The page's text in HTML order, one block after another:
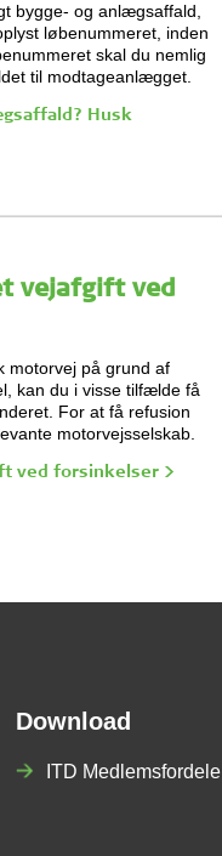
bygge- og anlægsaffald,
løbenummeret, inden
skal du nemlig
til modtageanlægget.
Husk
vejafgift ved
motorvej på grund af
kan du i visse tilfælde få
For at få refusion
motorvejsselskab.
ved forsinkelser >
Download
ITD Medlemsfordele